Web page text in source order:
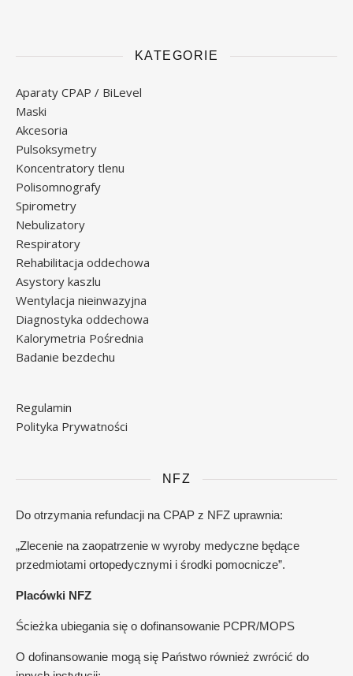
KATEGORIE
Aparaty CPAP / BiLevel
Maski
Akcesoria
Pulsoksymetry
Koncentratory tlenu
Polisomnografy
Spirometry
Nebulizatory
Respiratory
Rehabilitacja oddechowa
Asystory kaszlu
Wentylacja nieinwazyjna
Diagnostyka oddechowa
Kalorymetria Pośrednia
Badanie bezdechu
Regulamin
Polityka Prywatności
NFZ
Do otrzymania refundacji na CPAP z NFZ uprawnia:
„Zlecenie na zaopatrzenie w wyroby medyczne będące
przedmiotami ortopedycznymi i środki pomocnicze”.
Placówki NFZ
Ścieżka ubiegania się o dofinansowanie PCPR/MOPS
O dofinansowanie mogą się Państwo również zwrócić do